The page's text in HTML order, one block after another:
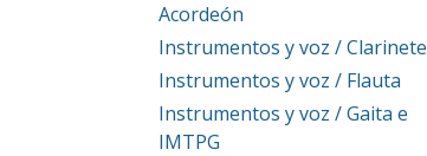
Acordeón
Instrumentos y voz / Clarinete
Instrumentos y voz / Flauta
Instrumentos y voz / Gaita e
IMTPG